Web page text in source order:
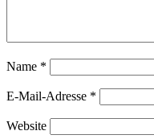
Name *
E-Mail-Adresse *
Website